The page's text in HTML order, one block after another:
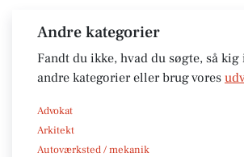
Andre kategorier
Fandt du ikke, hvad du søgte, så kig
andre kategorier eller brug vores
Advokat
Arkitekt
Autoværksted / mekanik